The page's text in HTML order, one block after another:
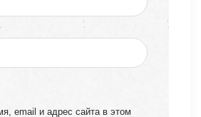
email и адрес сайта в этом